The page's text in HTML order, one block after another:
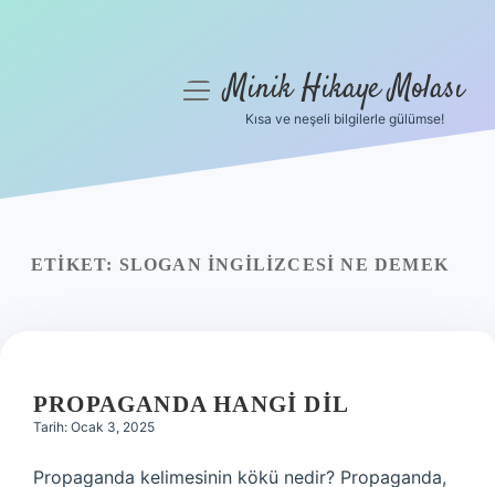
Yasal Uyarı
menüyüMinik Hikaye Molası
Kısa ve neşeli bilgilerle gülümse!
ETIKET: SLOGAN INGILIZCESI NE DEMEK
PROPAGANDA HANGI DIL
Tarih: Ocak 3, 2025
Propaganda kelimesinin kökü nedir? Propaganda,